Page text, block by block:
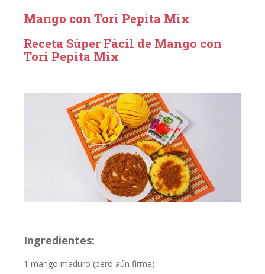
Mango con Tori Pepita Mix
Receta Súper Fácil de Mango con
Tori Pepita Mix
Ingredientes:
1 mango maduro (pero aún firme).